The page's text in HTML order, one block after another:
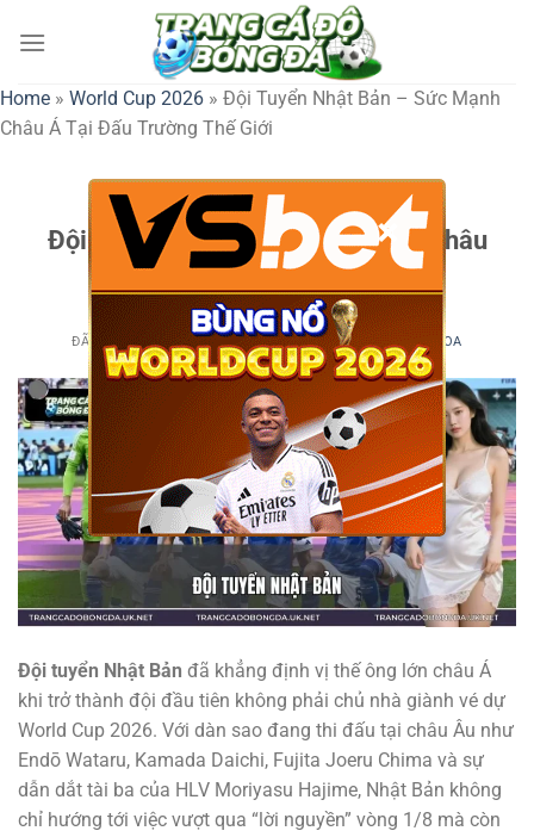
đến
dung
Home » World Cup 2026 » Đội Tuyển Nhật Bản – Sức Mạnh
Châu Á Tại Đấu Trường Thế Giới
WORLD CUP 2026
Đội Tuyển Nhật Bản – Sức Mạnh Châu
Á Tại Đấu Trường Thế Giới
ĐÃ ĐĂNG TRÊN1 THÁNG 3, 2026 BỞINGUYỄN ĐĂNG KHOA
Đội tuyển Nhật Bản đã khẳng định vị thế ông lớn châu Á
khi trở thành đội đầu tiên không phải chủ nhà giành vé dự
World Cup 2026. Với dàn sao đang thi đấu tại châu Âu như
Endō Wataru, Kamada Daichi, Fujita Joeru Chima và sự
dẫn dắt tài ba của HLV Moriyasu Hajime, Nhật Bản không
chỉ hướng tới việc vượt qua “lời nguyền” vòng 1/8 mà còn
×